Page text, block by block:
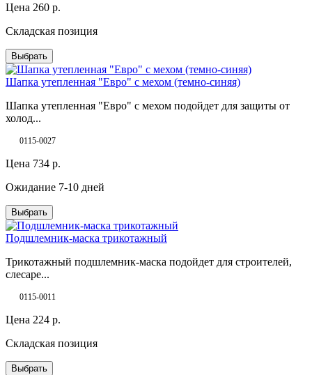
Цена 260 р.
Складская позиция
Выбрать
Шапка утепленная "Евро" с мехом (темно-синяя)
Шапка утепленная "Евро" с мехом подойдет для защиты от
холод...
0115-0027
Цена 734 р.
Ожидание 7-10 дней
Выбрать
Подшлемник-маска трикотажный
Трикотажный подшлемник-маска подойдет для строителей,
слесаре...
0115-0011
Цена 224 р.
Складская позиция
Выбрать